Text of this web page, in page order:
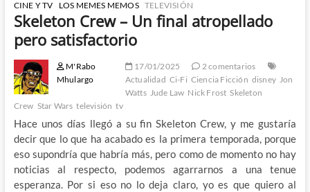
CINE Y TV LOS MEMES MEMOS TELEVISIÓN
Skeleton Crew – Un final atropellado
pero satisfactorio
M'Rabo
Mhulargo
17/01/2025
2 comentarios
Actualidad Ci-Fi Ciencia Ficción disney Jon
Watts Jude Law Nick Frost Skeleton
Crew Star Wars televisión tv
Hace unos días llegó a su fin Skeleton Crew, y me gustaría
decir que lo que ha acabado es la primera temporada, porque
eso supondría que habría más, pero como de momento no hay
noticias al respecto, podemos agarrarnos a una tenue
esperanza. Por si eso no lo deja claro, yo es que quiero al